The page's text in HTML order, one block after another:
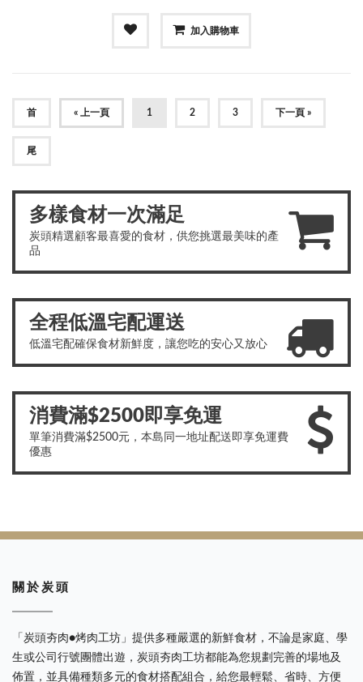
加入購物車
首 « 上一頁 1 2 3 下一頁 »
尾
多樣食材一次滿足
炭頭精選顧客最喜愛的食材，供您挑選最美味的產
品
全程低溫宅配運送
低溫宅配確保食材新鮮度，讓您吃的安心又放心
消費滿$2500即享免運
單筆消費滿$2500元，本島同一地址配送即享免運費
優惠
關 於 炭 頭
「炭頭夯肉●烤肉工坊」提供多種嚴選的新鮮食材，不論是家庭、學
生或公司行號團體出遊，炭頭夯肉工坊都能為您規劃完善的場地及
佈置，並具備種類多元的食材搭配組合，給您最輕鬆、省時、方便